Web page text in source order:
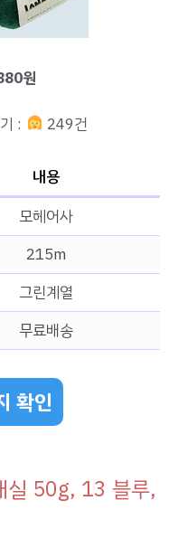
원
: 249건
내용
모헤어사
215m
그린계열
무료배송
확인
실 50g, 13 블루,